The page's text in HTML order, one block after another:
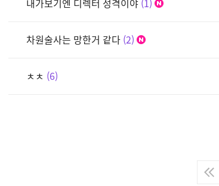
차원술사는 망한거 같다 2
ㅊㅊ 6